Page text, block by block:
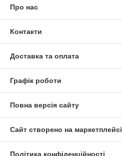
Про нас
Контакти
Доставка та оплата
Графік роботи
Повна версія сайту
Сайт створено на маркетплейсі
Політика конфіденційності